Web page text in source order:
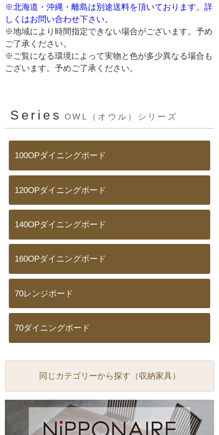
※北海道・沖縄・離島は別途送料を頂いております。詳
しくはお問い合わせ下さい。
※地域により時間指定できない場合がございます。予め
ご了承ください。
※ご覧になる環境によって実物と色が多少異なる場合も
ございます。予めご了承ください。
Series OWL（オウル）シリーズ
100OPダイニングボード
120OPダイニングボード
140OPダイニングボード
160OPダイニングボード
70レンジボード
70ダイニングボード
同じカテゴリーから探す（収納家具）